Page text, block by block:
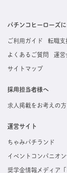
りな求人を探すことがで
掲載している求人は、す
た内容はすぐに直接事業
パチンコヒーローズ
ご利用ガイド 転職支
よくあるご質問 運営
サイトマップ
採用担当者様へ
求人掲載をお考えの方
運営サイト
ちゃみパチランド
イベントコンパニオ
奨学金情報メディア「